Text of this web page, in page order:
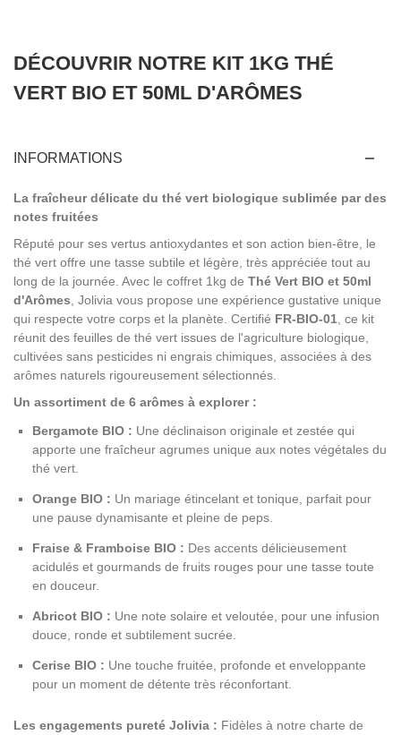
DÉCOUVRIR NOTRE KIT 1KG THÉ
VERT BIO ET 50ML D'ARÔMES
INFORMATIONS
La fraîcheur délicate du thé vert biologique sublimée par des
notes fruitées
Réputé pour ses vertus antioxydantes et son action bien-être, le
thé vert offre une tasse subtile et légère, très appréciée tout au
long de la journée. Avec le coffret 1kg de Thé Vert BIO et 50ml
d'Arômes , Jolivia vous propose une expérience gustative unique
qui respecte votre corps et la planète. Certifié FR-BIO-01 , ce kit
réunit des feuilles de thé vert issues de l'agriculture biologique,
cultivées sans pesticides ni engrais chimiques, associées à des
arômes naturels rigoureusement sélectionnés.
Un assortiment de 6 arômes à explorer :
Bergamote BIO : Une déclinaison originale et zestée qui
apporte une fraîcheur agrumes unique aux notes végétales du
thé vert.
Orange BIO : Un mariage étincelant et tonique, parfait pour
une pause dynamisante et pleine de peps.
Fraise & Framboise BIO : Des accents délicieusement
acidulés et gourmands de fruits rouges pour une tasse toute
en douceur.
Abricot BIO : Une note solaire et veloutée, pour une infusion
douce, ronde et subtilement sucrée.
Cerise BIO : Une touche fruitée, profonde et enveloppante
pour un moment de détente très réconfortant.
Les engagements pureté Jolivia : Fidèles à notre charte de